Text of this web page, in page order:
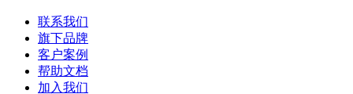
联系我们
旗下品牌
客户案例
帮助文档
加入我们